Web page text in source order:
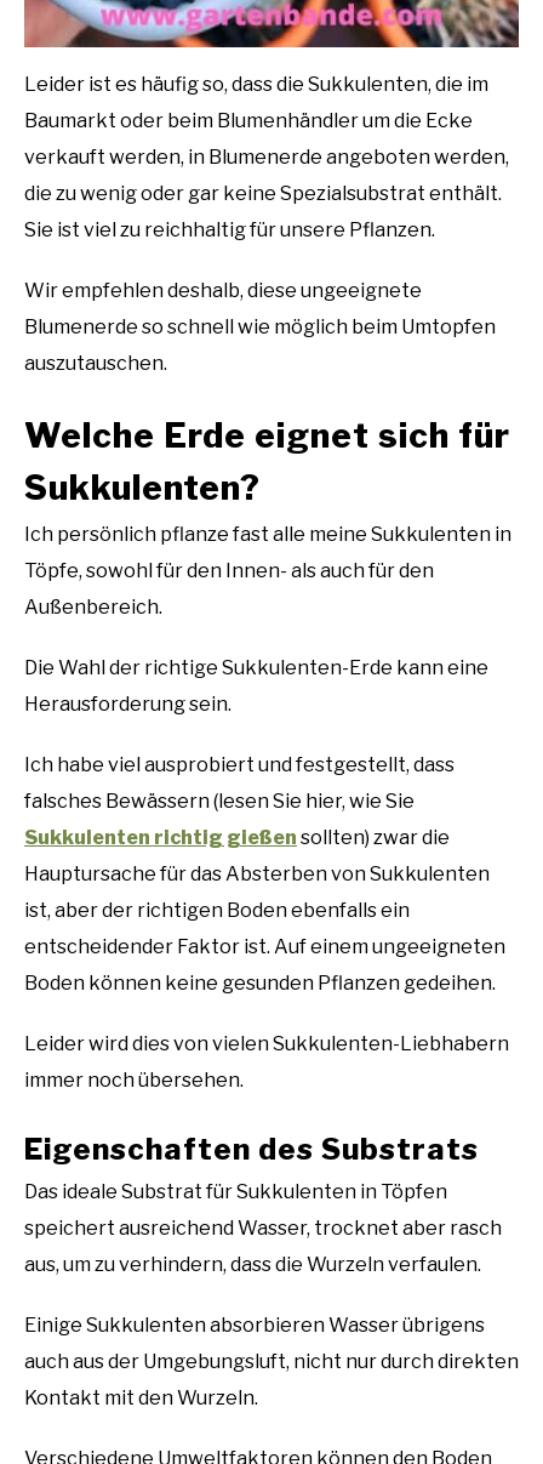
Leider ist es häufig so, dass die Sukkulenten, die im
Baumarkt oder beim Blumenhändler um die Ecke
verkauft werden, in Blumenerde angeboten werden,
die zu wenig oder gar keine Spezialsubstrat enthält.
Sie ist viel zu reichhaltig für unsere Pflanzen.
Wir empfehlen deshalb, diese ungeeignete
Blumenerde so schnell wie möglich beim Umtopfen
auszutauschen.
Welche Erde eignet sich für
Sukkulenten?
Ich persönlich pflanze fast alle meine Sukkulenten in
Töpfe, sowohl für den Innen- als auch für den
Außenbereich.
Die Wahl der richtige Sukkulenten-Erde kann eine
Herausforderung sein.
Ich habe viel ausprobiert und festgestellt, dass
falsches Bewässern (lesen Sie hier, wie Sie
Sukkulenten richtig gießen sollten) zwar die
Hauptursache für das Absterben von Sukkulenten
ist, aber der richtigen Boden ebenfalls ein
entscheidender Faktor ist. Auf einem ungeeigneten
Boden können keine gesunden Pflanzen gedeihen.
Leider wird dies von vielen Sukkulenten-Liebhabern
immer noch übersehen.
Eigenschaften des Substrats
Das ideale Substrat für Sukkulenten in Töpfen
speichert ausreichend Wasser, trocknet aber rasch
aus, um zu verhindern, dass die Wurzeln verfaulen.
Einige Sukkulenten absorbieren Wasser übrigens
auch aus der Umgebungsluft, nicht nur durch direkten
Kontakt mit den Wurzeln.
Verschiedene Umweltfaktoren können den Boden